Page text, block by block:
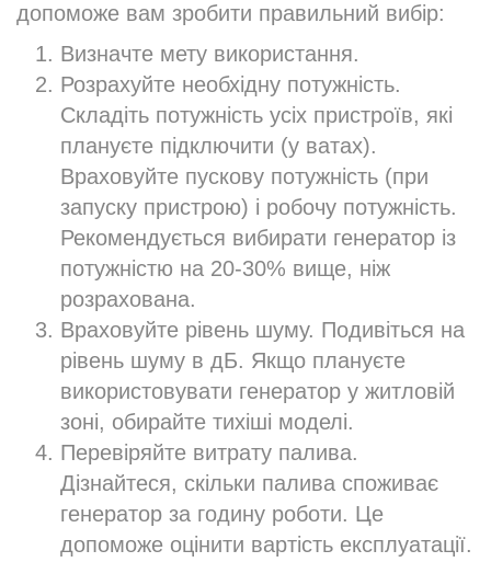
допоможе вам зробити правильний вибір:
Визначте мету використання.
Розрахуйте необхідну потужність.
Складіть потужність усіх пристроїв, які
плануєте підключити (у ватах).
Враховуйте пускову потужність (при
запуску пристрою) і робочу потужність.
Рекомендується вибирати генератор із
потужністю на 20-30% вище, ніж
розрахована.
Враховуйте рівень шуму. Подивіться на
рівень шуму в дБ. Якщо плануєте
використовувати генератор у житловій
зоні, обирайте тихіші моделі.
Перевіряйте витрату палива.
Дізнайтеся, скільки палива споживає
генератор за годину роботи. Це
допоможе оцінити вартість експлуатації.